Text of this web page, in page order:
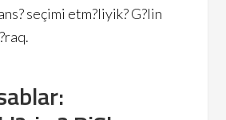
seçimi etm?liyik? G?lin